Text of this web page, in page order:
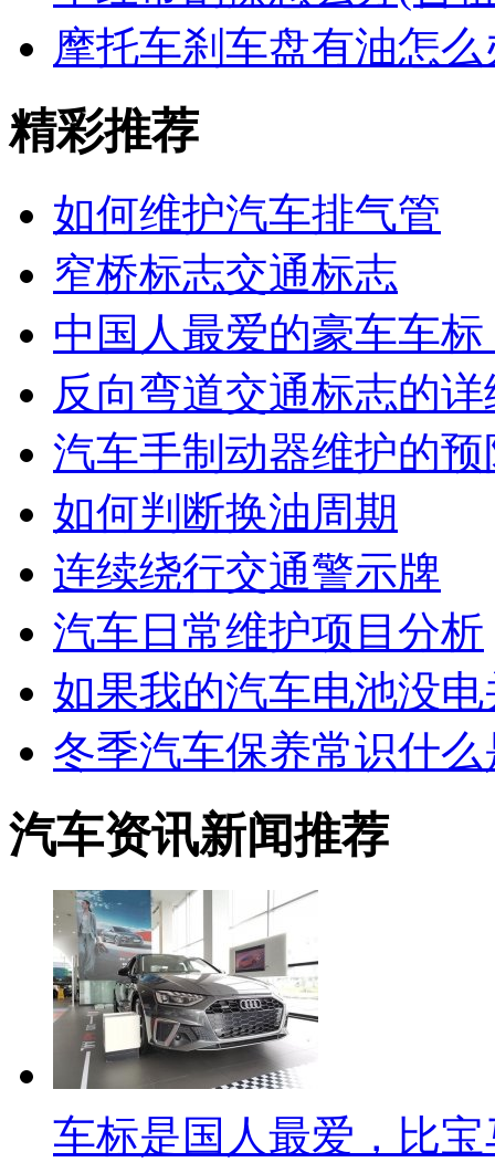
摩托车刹车盘有油怎
精彩推荐
如何维护汽车排气管
窄桥标志交通标志
中国人最爱的豪车车标
反向弯道交通标志的详
汽车手制动器维护的预
如何判断换油周期
连续绕行交通警示牌
汽车日常维护项目分析
如果我的汽车电池没电
冬季汽车保养常识什么
汽车资讯新闻推荐
车标是国人最爱，比宝